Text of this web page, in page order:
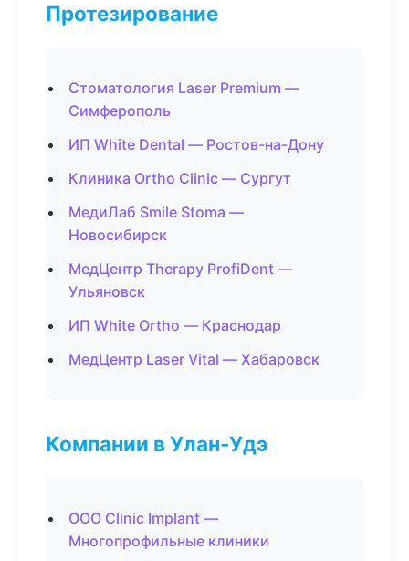
Протезирование
Стоматология Laser Premium —
Симферополь
ИП White Dental — Ростов-на-Дону
Клиника Ortho Clinic — Сургут
МедиЛаб Smile Stoma —
Новосибирск
МедЦентр Therapy ProfiDent —
Ульяновск
ИП White Ortho — Краснодар
МедЦентр Laser Vital — Хабаровск
Компании в Улан-Удэ
ООО Clinic Implant —
Многопрофильные клиники